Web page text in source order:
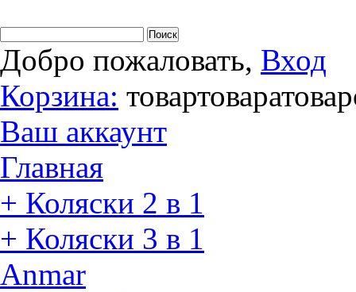
Добро пожаловать, Вход
Корзина: товартовара
Ваш аккаунт
Главная
+ Коляски 2 в 1
+ Коляски 3 в 1
Anmar